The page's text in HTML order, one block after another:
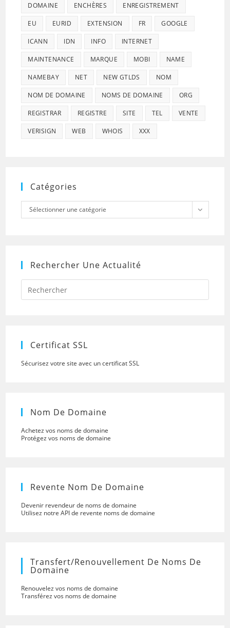
DOMAINE ENCHÈRES ENREGISTREMENT
EU EURID EXTENSION FR GOOGLE
ICANN IDN INFO INTERNET
MAINTENANCE MARQUE MOBI NAME
NAMEBAY NET NEW GTLDS NOM
NOM DE DOMAINE NOMS DE DOMAINE ORG
REGISTRAR REGISTRE SITE TEL VENTE
VERISIGN WEB WHOIS XXX
Catégories
Catégories
Sélectionner une catégorie
Rechercher Une Actualité
Press
to
Certificat SSL
Sécurisez votre site avec un certificat SSL
Nom De Domaine
Achetez vos noms de domaine
Protégez vos noms de domaine
Revente Nom De Domaine
Devenir revendeur de noms de domaine
Utilisez notre API de revente noms de domaine
Transfert/renouvellement De Noms De
Domaine
Renouvelez vos noms de domaine
Transférez vos noms de domaine